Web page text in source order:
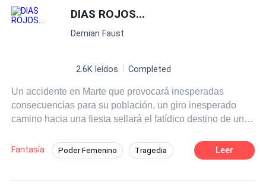
DIAS ROJOS...
Demian Faust
2.6K leídos Completed
Un accidente en Marte que provocará inesperadas
consecuencias para su población, un giro inesperado
camino hacia una fiesta sellará el fatídico destino de una
recibirá su merecido y otros relatos que te mantendrán en
vilo y al borde de tu asiento de la mano del genial
Fantasía Poder Femenino Tragedia Leer